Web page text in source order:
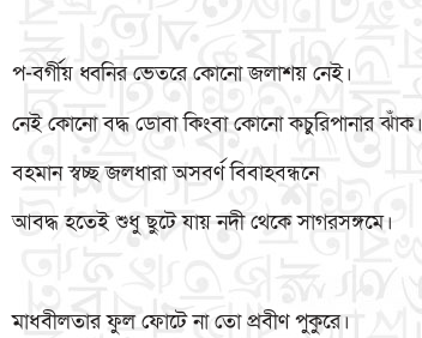
প-বর্গীয় ধ্বনির ভেতরে কোনো জলাশয় নেই।
নেই কোনো বদ্ধ ডোবা কিংবা কোনো কচুরিপানার ঝাঁক।
বহমান স্বচ্ছ জলধারা অসবর্ণ বিবাহবন্ধনে
আবদ্ধ হতেই শুধু ছুটে যায় নদী থেকে সাগরসঙ্গমে।
মাধবীলতার ফুল ফোটে না তো প্রবীণ পুকুরে।